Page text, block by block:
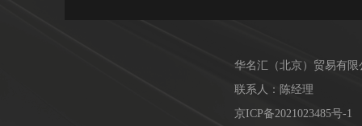
华名汇（北京）贸易有限
联系人：陈经理
京ICP备2021023485号-1